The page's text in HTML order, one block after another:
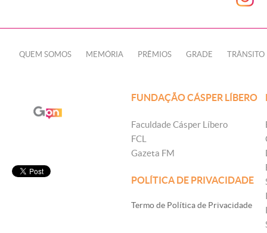
QUEM SOMOS MEMÓRIA PRÊMIOS GRADE TRÂNSITO
FUNDAÇÃO CÁSPER LÍBERO
Faculdade Cásper Líbero
FCL
Gazeta FM
POLÍTICA DE PRIVACIDADE
Termo de Política de Privacidade